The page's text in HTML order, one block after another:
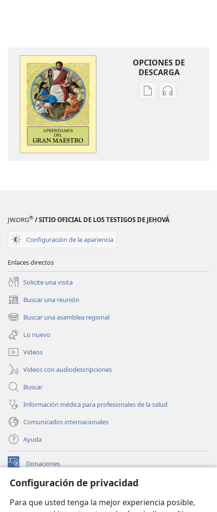
Configuración de privacidad
Para que usted tenga la mejor experiencia posible,
OPCIONES DE
DESCARGA
OpcionesOpciones
JW.ORG® / SITIO OFICIAL DE LOS TESTIGOS DE JEHOVÁ
Configuración de la apariencia
Enlaces directos
Solicite una visita
Buscar una reunión
(abre
una
nueva
ventana)
Buscar una asamblea regional
(abre
una
nueva
ventana)
Lo nuevo
Videos
Videos con audiodescripciones
Buscar
Información médica para profesionales de la salud
Comunicados internacionales
Ayuda
Donaciones
(abre
nueva BIBLIOTECA EN LÍNEA Watchtower™
una